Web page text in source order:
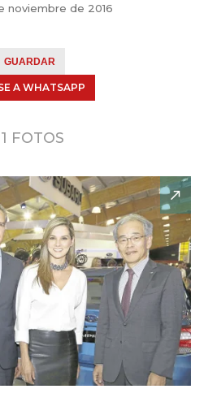
noviembre de 2016
GUARDAR
A WHATSAPP
1 FOTOS